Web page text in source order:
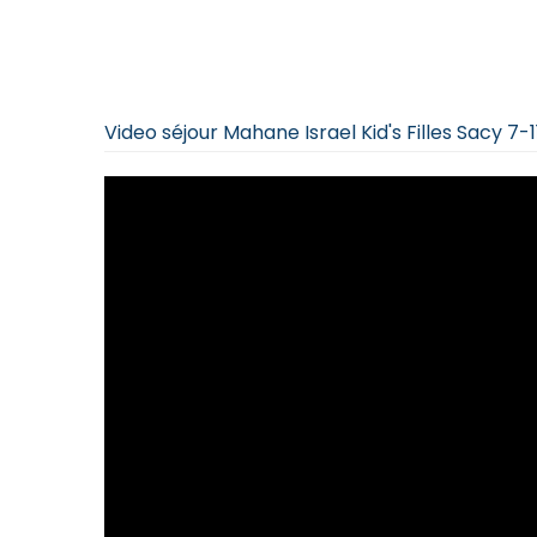
Video séjour Mahane Israel Kid's Filles Sacy 7-